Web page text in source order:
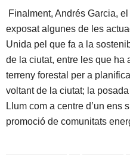
Finalment, Andrés Garcia,
exposat algunes de les
Unida pel que fa a la
de la ciutat, entre les que ha
terreny forestal per a
voltant de la ciutat; la
Llum com a centre d’un ens
promoció de comunitats